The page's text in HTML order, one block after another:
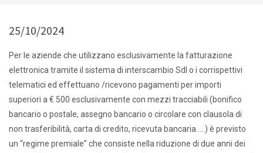
25/10/2024
Per le aziende che utilizzano esclusivamente la fatturazione
elettronica tramite il sistema di interscambio SdI o i corrispettivi
telematici ed effettuano /ricevono pagamenti per importi
superiori a € 500 esclusivamente con mezzi tracciabili (bonifico
bancario o postale, assegno bancario o circolare con clausola di
non trasferibilità, carta di credito, ricevuta bancaria…..) è previsto
un “regime premiale” che consiste nella riduzione di due anni dei